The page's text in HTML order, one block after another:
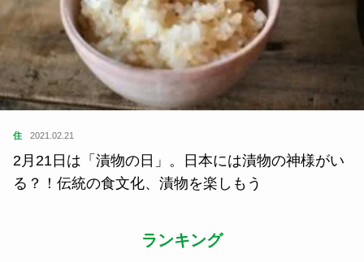
住 2021.02.21
2月21日は「漬物の日」。日本には漬物の神様がい
る？！伝統の食文化、漬物を楽しもう
ランキング